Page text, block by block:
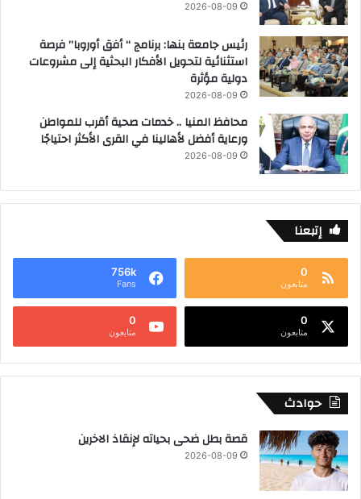
2026-08-09
رئيس جامعة بنها: برنامج “ أفق أوروبا” فرصة
استثنائية لتحويل الأفكار البحثية إلى مشروعات
دولية مؤثرة
2026-08-09
محافظ المنيا .. خدمات صحية أقرب للمواطن
ورعاية أفضل لأهالينا في القرى الأكثر احتياجًا
2026-08-09
إتبعنا
0
متابعون
756k
Fans
0
متابعون
0
متابعون
حوادث
قصة بطل ضحى بحياته لإنقاذ الاخرين
2026-08-09